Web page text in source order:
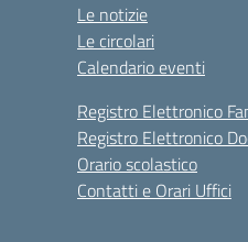
Le notizie
Le circolari
Calendario eventi
Registro Elettronico
Registro Elettronico
Orario scolastico
Contatti e Orari Uffici